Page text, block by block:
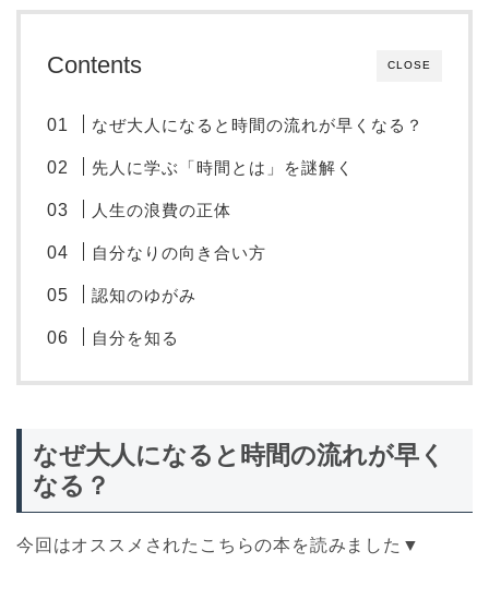
CLOSE
Contents
なぜ大人になると時間の流れが早くなる？
先人に学ぶ「時間とは」を謎解く
人生の浪費の正体
自分なりの向き合い方
認知のゆがみ
自分を知る
なぜ大人になると時間の流れが早く
なる？
今回はオススメされたこちらの本を読みました▼